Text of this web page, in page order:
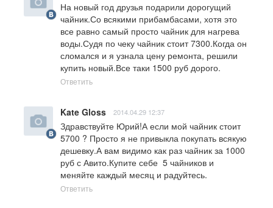
На новый год друзья подарили дорогущий
чайник.Со всякими прибамбасами, хотя это
все равно самый просто чайник для нагрева
воды.Судя по чеку чайник стоит 7300.Когда он
сломался и я узнала цену ремонта, решили
купить новый.Все таки 1500 руб дорого.
Ответить
Kate Gloss 2014.04.29 12:37
Здравствуйте Юрий!А если мой чайник стоит
5700 ? Просто я не привыкла покупать всякую
дешевку.А вам видимо как раз чайник за 1000
руб с Авито.Купите себе  5 чайников и
меняйте каждый месяц и радуйтесь.
Ответить